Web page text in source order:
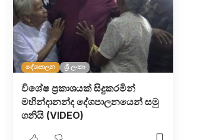
දේශපාලන ශ්‍රී ලංකා
විශේෂ ප්‍රකාශයක් සිදුකරමින්
මහින්දානන්ද දේශපාලනයෙන් සමු
ගනියි (VIDEO)